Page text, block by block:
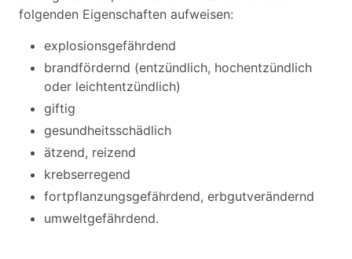
folgenden Eigenschaften aufweisen:
explosionsgefährdend
brandfördernd (entzündlich, hochentzündlich
oder leichtentzündlich)
giftig
gesundheitsschädlich
ätzend, reizend
krebserregend
fortpflanzungsgefährdend, erbgutverändernd
umweltgefährdend.